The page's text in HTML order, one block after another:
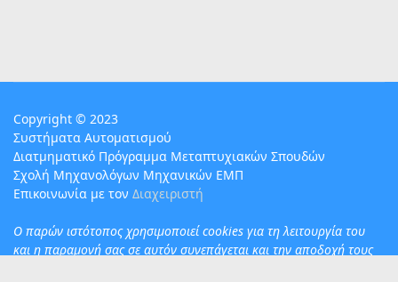
Copyright © 2023
Συστήματα Αυτοματισμού
Διατμηματικό Πρόγραμμα Μεταπτυχιακών Σπουδών
Σχολή Μηχανολόγων Μηχανικών ΕΜΠ
Επικοινωνία με τον Διαχειριστή
Ο παρών ιστότοπος χρησιμoποιεί cookies για τη λειτουργία του
και η παραμονή σας σε αυτόν συνεπάγεται και την αποδοχή τους